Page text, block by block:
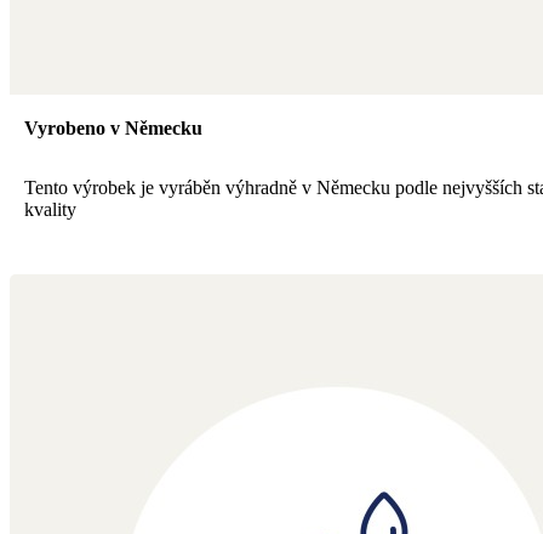
Vyrobeno v Německu
Tento výrobek je vyráběn výhradně v Německu podle nejvyšších
kvality